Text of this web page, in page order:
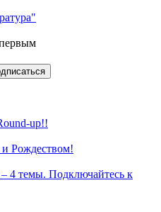
up!!
Рождеством!
4 темы. Подключайтесь к